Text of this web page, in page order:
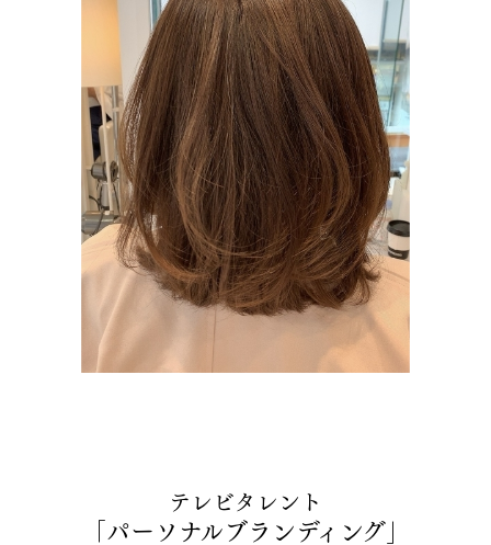
テレビタレント
「パーソナルブランディング」